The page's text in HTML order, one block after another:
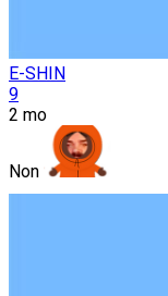
E-SHIN
9
2 mo
Non